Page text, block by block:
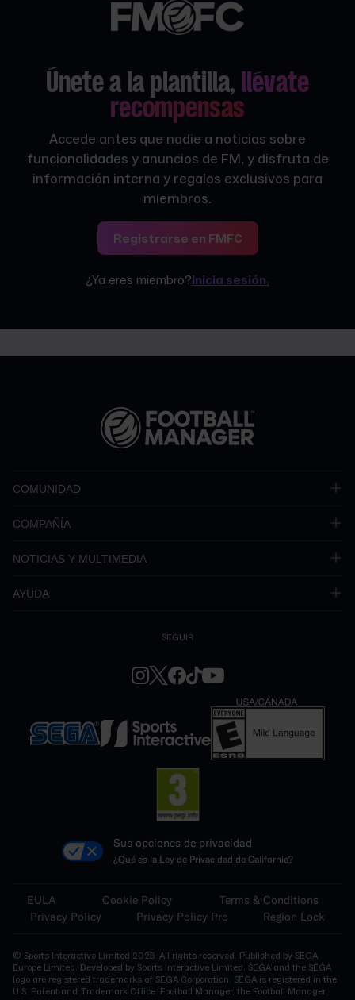
Únete a la plantilla, llévate
recompensas
Accede antes que nadie a noticias sobre
funcionalidades y anuncios de FM, y disfruta de
información interna y regalos exclusivos para
miembros.
Registrarse en FMFC
¿Ya eres miembro?Inicia sesión.
COMUNIDAD
COMPAÑÍA
NOTICIAS Y MULTIMEDIA
AYUDA
SEGUIR
Sus opciones de privacidad
¿Qué es la Ley de Privacidad de California?
EULA Cookie Policy
Terms & Conditions
Privacy Policy
Privacy Policy Pro Region Lock
© Sports Interactive Limited 2025. All rights reserved. Published by SEGA
Europe Limited. Developed by Sports Interactive Limited. SEGA and the SEGA
logo are registered trademarks of SEGA Corporation. SEGA is registered in the
U.S. Patent and Trademark Office. Football Manager, the Football Manager